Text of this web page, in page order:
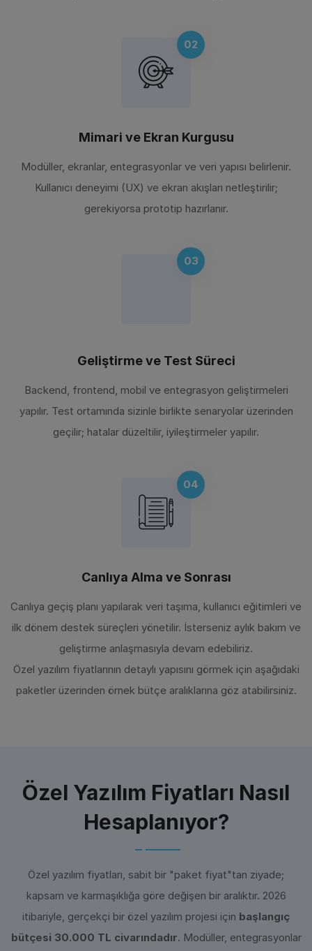
02
Mimari ve Ekran Kurgusu
Modüller, ekranlar, entegrasyonlar ve veri yapısı belirlenir.
Kullanıcı deneyimi (UX) ve ekran akışları netleştirilir;
gerekiyorsa prototip hazırlanır.
03
Geliştirme ve Test Süreci
Backend, frontend, mobil ve entegrasyon geliştirmeleri
yapılır. Test ortamında sizinle birlikte senaryolar üzerinden
geçilir; hatalar düzeltilir, iyileştirmeler yapılır.
04
Canlıya Alma ve Sonrası
Canlıya geçiş planı yapılarak veri taşıma, kullanıcı eğitimleri ve
ilk dönem destek süreçleri yönetilir. İsterseniz aylık bakım ve
geliştirme anlaşmasıyla devam edebiliriz.
Özel yazılım fiyatlarının detaylı yapısını görmek için aşağıdaki
paketler üzerinden örnek bütçe aralıklarına göz atabilirsiniz.
Özel Yazılım Fiyatları Nasıl
Hesaplanıyor?
Özel yazılım fiyatları, sabit bir "paket fiyat"tan ziyade;
kapsam ve karmaşıklığa göre değişen bir aralıktır. 2026
itibariyle, gerçekçi bir özel yazılım projesi için başlangıç
bütçesi 30.000 TL civarındadır. Modüller, entegrasyonlar